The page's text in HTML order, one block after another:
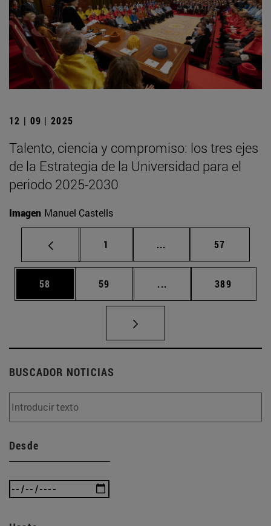
12 | 09 | 2025
Talento, ciencia y compromiso: los tres ejes
de la Estrategia de la Universidad para el
periodo 2025-2030
Imagen Manuel Castells
Página
1 ... Páginas intermedias
Página
57
Página
58 Página
59 ... Páginas intermedias
Página
389
BUSCADOR NOTICIAS
Desde